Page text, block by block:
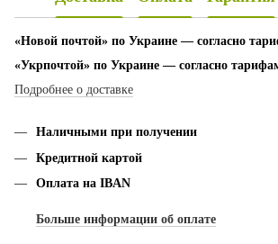
«Новой почтой» по Украине — согласно
«Укрпочтой» по Украине — согласно
Подробнее о доставке
Наличными при получении
Кредитной картой
Оплата на IBAN
Больше информации об оплате